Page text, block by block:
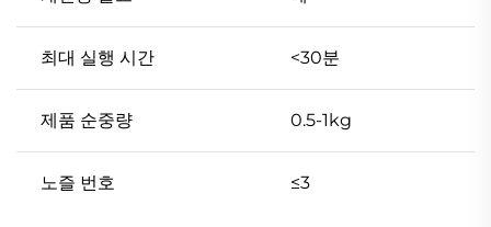
최대 실행 시간 <30분
제품 순중량 0.5-1kg
노즐 번호 ≤3